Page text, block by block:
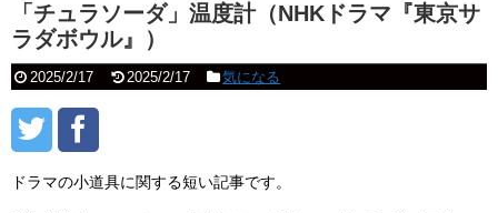
「チュラソーダ」温度計（NHKドラマ『東京サ
ラダボウル』）
2025/2/17 2025/2/17 気になる
ドラマの小道具に関する短い記事です。